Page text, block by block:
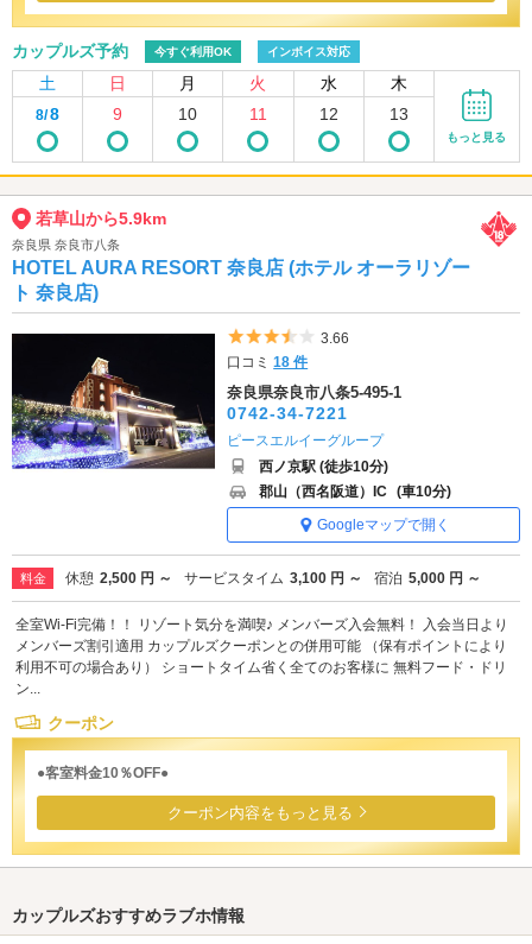
カップルズ予約 今すぐ利用OK インボイス対応
土 日 月 火 水 木
8/8 9 10 11 12 13
もっと見る
若草山から5.9km
奈良県 奈良市八条
HOTEL AURA RESORT 奈良店 (ホテル オーラリゾー
ト 奈良店)
5つ星のうち3.5
3.66
口コミ18 件
奈良県奈良市八条5-495-1
0742-34-7221
ピースエルイーグループ
西ノ京駅 (徒歩10分)
郡山（西名阪道）IC (車10分)
Googleマップで開く
料金 休憩 2,500 円 ～ サービスタイム 3,100 円 ～ 宿泊 5,000 円 ～
全室Wi-Fi完備！！ リゾート気分を満喫♪ メンバーズ入会無料！ 入会当日より
メンバーズ割引適用 カップルズクーポンとの併用可能 （保有ポイントにより
利用不可の場合あり） ショートタイム省く全てのお客様に 無料フード・ドリ
ン...
クーポン
●客室料金10％OFF●
クーポン内容をもっと見る
カップルズおすすめラブホ情報